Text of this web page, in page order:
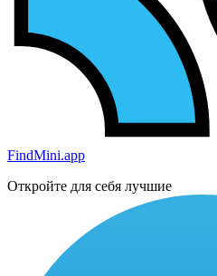
FindMini.app
Откройте для себя лучшие